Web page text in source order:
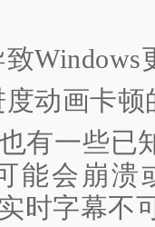
度动画卡顿
有一些已
能会崩
时字幕不